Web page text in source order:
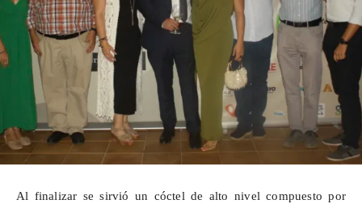
Al finalizar se sirvió un cóctel de alto nivel compuesto por